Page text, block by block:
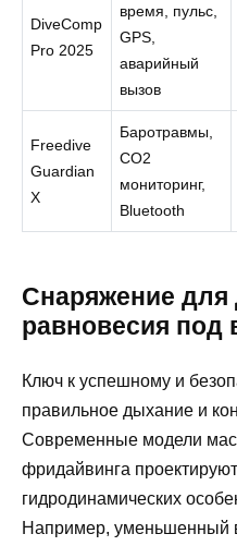
DiveComp
Pro 2025
время, пульс,
GPS,
аварийный
вызов
Freedive
Guardian
X
Баротравмы,
CO2
мониторинг,
Bluetooth
Снаряжение для
равновесия под
Ключ к успешному и
правильное дыхание и
Современные модели
фридайвинга
гидродинамических
Например, уменьшенный